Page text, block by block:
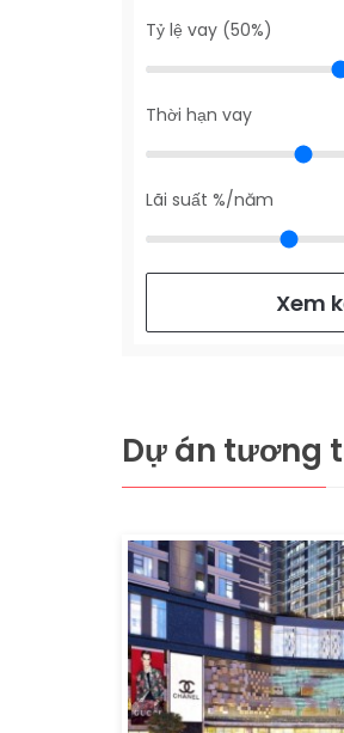
Tỷ lệ vay (50%)
Thời hạn vay
Lãi suất %/năm
Xem
Dự án tương